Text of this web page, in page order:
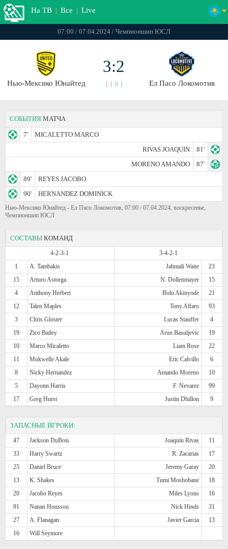
На ТВ | Все | Live
07:00 / 07.04.2024 / Чемпионшип ЮСЛ
Нью-Мексико Юнайтед
3:2
[ 1:0 ] Ел Пасо Локомотив
СОБЫТИЯ МАТЧА
7'
MICALETTO MARCO
RIVAS JOAQUIN
81'
MORENO AMANDO
87'
89'
REYES JACOBO
90'
HERNANDEZ DOMINICK
Нью-Мексико Юнайтед - Ел Пасо Локомотив, 07:00 / 07.04.2024, воскресенье,
Чемпионшип ЮСЛ
СОСТАВЫ КОМАНД
4-2-3-1
3-4-2-1
1
A. Tambakis Jahmali Waite
23
15
Arturo Astorga N. Dollenmayer
15
4
Anthony Herbert Bolu Akinyode
21
12
Talen Maples Tony Alfaro
93
3
Chris Gloster Lucas Stauffer
4
19
Zico Bailey Arun Basuljevic
19
10
Marco Micaletto Liam Rose
22
11
Mukwelle Akale Eric Calvillo
6
8
Nicky Hernandez Amando Moreno
10
5
Dayonn Harris F. Nevarez
99
17
Greg Hurst Justin Dhillon 9
ЗАПАСНЫЕ ИГРОКИ:
47 Jackson DuBois Joaquin Rivas
11
33
Harry Swartz R. Zacarias
17
25
Daniel Bruce Jeremy Garay
20
13
K. Shakes Tumi Moshobane
18
20
Jacobo Reyes Miles Lyons
16
91
Nanan Houssou Nick Hinds
31
27
A. Flanagan Javier Garcia
13
16
Will Seymore